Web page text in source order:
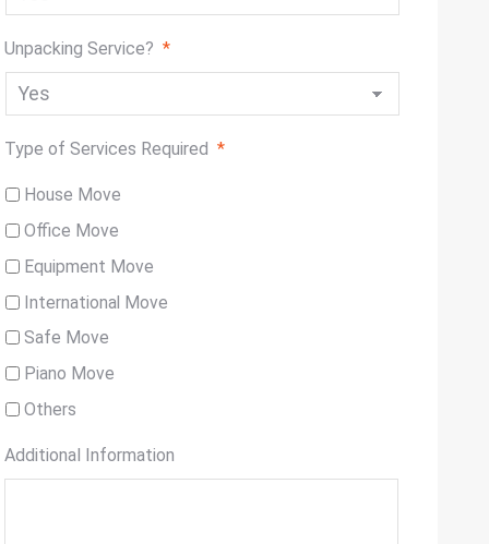
Unpacking Service? *
Type of Services Required *
House Move
Office Move
Equipment Move
International Move
Safe Move
Piano Move
Others
Additional Information